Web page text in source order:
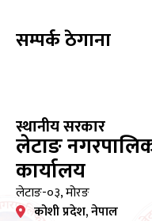
सम्पर्क ठेगाना
स्थानीय सरकार
लेटाङ
कार्यालय
लेटाङ-०३, मोरङ
कोशी प्रदेश, नेपाल